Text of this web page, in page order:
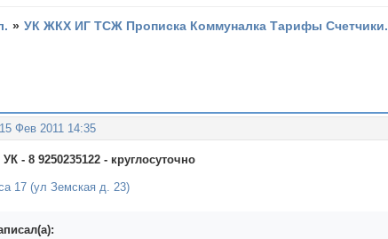
» УК ЖКХ ИГ ТСЖ Прописка Коммуналка Тарифы Счетчики.
Фев 2011 14:35
- 8 9250235122 - круглосуточно
17 (ул Земская д. 23)